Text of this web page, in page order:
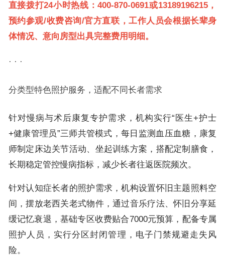
直接拨打24小时热线：400-870-0691或13189196215，
预约参观/收费咨询/官方直联，工作人员会根据长辈身
体情况、意向房型出具完整费用明细。
· · ·
分类型特色照护服务，适配不同长者需求
针对慢病与术后康复专护需求，机构实行“医生+护士
+健康管理员”三师共管模式，每日监测血压血糖，康复
师制定床边关节活动、坐起训练方案，搭配定制膳食，
长期稳定管控慢病指标，减少长者往返医院频次。
针对认知症长者的照护需求，机构设置怀旧主题照料空
间，摆放老西关老式物件，通过音乐疗法、怀旧分享延
缓记忆衰退，基础专区收费贴合7000元预算，配备专属
照护人员，实行分区封闭管理，电子门禁规避走失风
险。